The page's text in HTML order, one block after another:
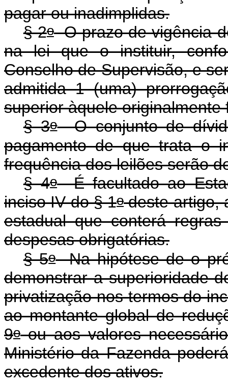
pagar ou inadimplidas.
§ 2oO prazo de vigência
na lei que o instituir,
Conselho de Supervisão, e
admitida 1 (uma)
superior àquele originalmente
§ 3oO conjunto de
pagamento de que trata o
frequência dos leilões serão
§ 4oÉ facultado ao
inciso IV do § 1odeste artigo,
estadual que conterá
despesas obrigatórias.
§ 5oNa hipótese de o
demonstrar a superioridade
privatização nos termos do
ao montante global de
9oou aos valores
Ministério da Fazenda
excedente dos ativos.